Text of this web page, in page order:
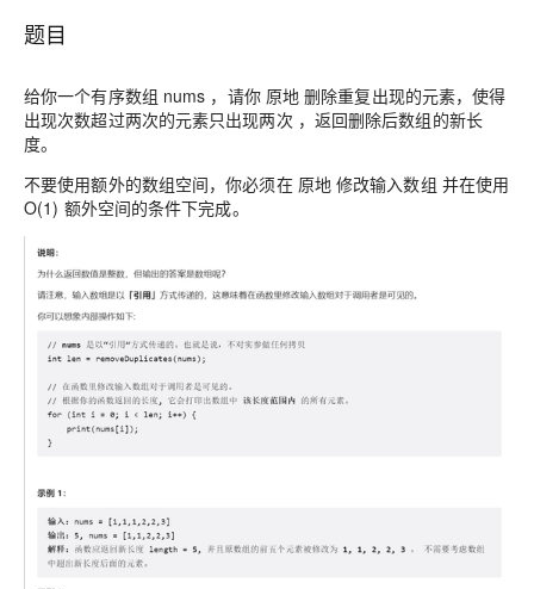
题目
给你一个有序数组 nums ，请你 原地 删除重复出现的元素，使得
出现次数超过两次的元素只出现两次 ，返回删除后数组的新长
度。
不要使用额外的数组空间，你必须在 原地 修改输入数组 并在使用
O(1) 额外空间的条件下完成。